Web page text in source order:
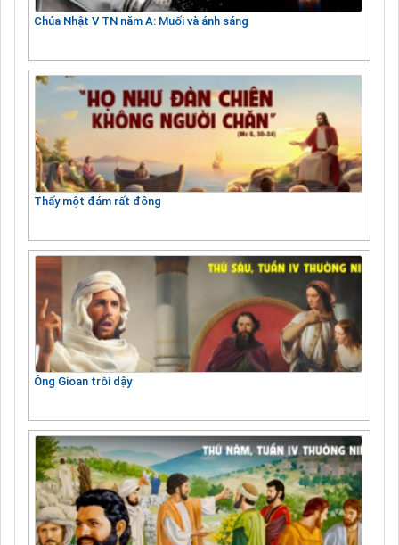
Chúa Nhật V TN năm A: Muối và ánh sáng
Thấy một đám rất đông
Ông Gioan trỗi dậy